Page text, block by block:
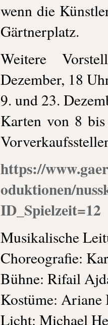
wenn die
Gärtnerplatz.
Weitere
Dezember, 18
9. und 23.
Karten von 8
https://
oduktionen/
ID_Spielzeit=12
Musikalische
Choreografie:
Bühne: Rifail
Kostüme:
Licht: Michael